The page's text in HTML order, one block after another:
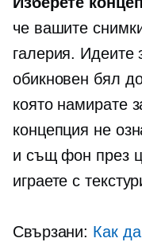
че вашите
галерия. Идеите
обикновен бял
която намирате
концепция не
и същ фон през
играете с
Свързани: Как